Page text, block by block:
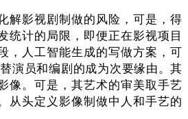
影视剧制做的风险，可是，得
统计的局限，即便正在影视项目
，人工智能生成的写做方案，可
演员和编剧的成为次要缘由。其
像。可是，其艺术的审美取手艺
从头定义影像制做中人和手艺的